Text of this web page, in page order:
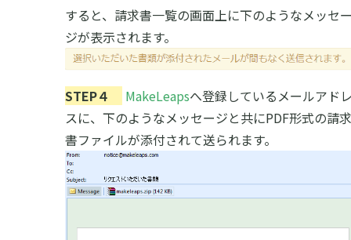
すると、請求書一覧の画面上に下のようなメッセ
ジが表示されます。
STEP４ MakeLeapsへ登録しているメールアド
スに、下のようなメッセージと共にPDF形式の請求
書ファイルが添付されて送られます。